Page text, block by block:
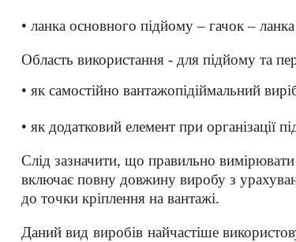
• ланка основного підйому – гачок –
Область використання- для підйому та
• як самостійно вантажопідіймальний
• як додатковий елемент при
Слід зазначити, що правильно
включає повну довжину виробу з
до точки кріплення на вантажі.
Даний вид виробів найчастіше